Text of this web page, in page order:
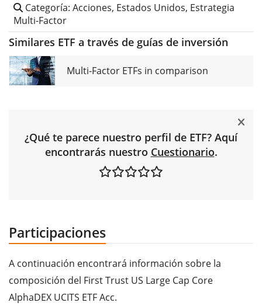
Categoría: Acciones, Estados Unidos, Estrategia
Multi-Factor
Similares ETF a través de guías de inversión
Multi-Factor ETFs in comparison
¿Qué te parece nuestro perfil de ETF? Aquí
encontrarás nuestro Cuestionario.
Participaciones
A continuación encontrará información sobre la
composición del First Trust US Large Cap Core
AlphaDEX UCITS ETF Acc.